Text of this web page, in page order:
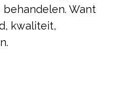
Want
kwaliteit,